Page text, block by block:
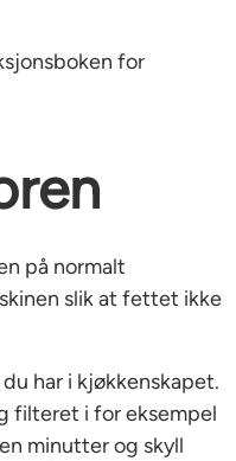
for
på normalt
slik at fettet ikke
har i kjøkkenskapet.
filteret i for eksempel
minutter og skyll